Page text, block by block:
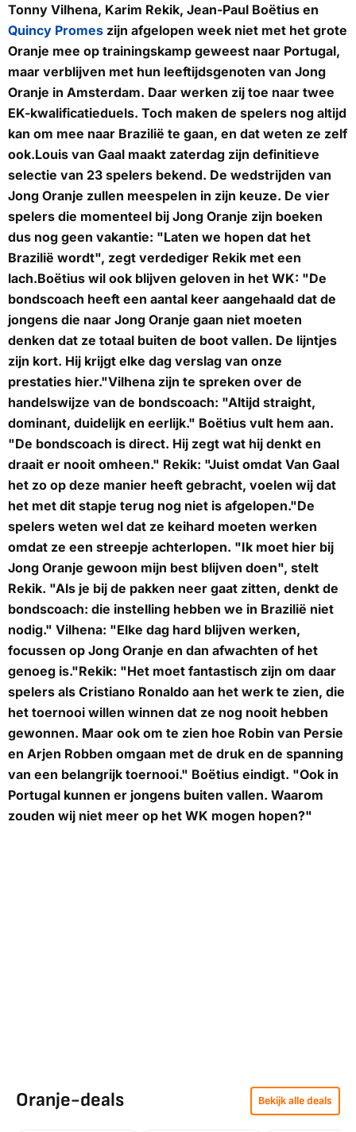
Tonny Vilhena, Karim Rekik, Jean-Paul Boëtius en
Quincy Promes zijn afgelopen week niet met het grote
Oranje mee op trainingskamp geweest naar Portugal,
maar verblijven met hun leeftijdsgenoten van Jong
Oranje in Amsterdam. Daar werken zij toe naar twee
EK-kwalificatieduels. Toch maken de spelers nog altijd
kan om mee naar Brazilië te gaan, en dat weten ze zelf
ook.Louis van Gaal maakt zaterdag zijn definitieve
selectie van 23 spelers bekend. De wedstrijden van
Jong Oranje zullen meespelen in zijn keuze. De vier
spelers die momenteel bij Jong Oranje zijn boeken
dus nog geen vakantie: "Laten we hopen dat het
Brazilië wordt", zegt verdediger Rekik met een
lach.Boëtius wil ook blijven geloven in het WK: "De
bondscoach heeft een aantal keer aangehaald dat de
jongens die naar Jong Oranje gaan niet moeten
denken dat ze totaal buiten de boot vallen. De lijntjes
zijn kort. Hij krijgt elke dag verslag van onze
prestaties hier."Vilhena zijn te spreken over de
handelswijze van de bondscoach: "Altijd straight,
dominant, duidelijk en eerlijk." Boëtius vult hem aan.
"De bondscoach is direct. Hij zegt wat hij denkt en
draait er nooit omheen." Rekik: "Juist omdat Van Gaal
het zo op deze manier heeft gebracht, voelen wij dat
het met dit stapje terug nog niet is afgelopen."De
spelers weten wel dat ze keihard moeten werken
omdat ze een streepje achterlopen. "Ik moet hier bij
Jong Oranje gewoon mijn best blijven doen", stelt
Rekik. "Als je bij de pakken neer gaat zitten, denkt de
bondscoach: die instelling hebben we in Brazilië niet
nodig." Vilhena: "Elke dag hard blijven werken,
focussen op Jong Oranje en dan afwachten of het
genoeg is."Rekik: "Het moet fantastisch zijn om daar
spelers als Cristiano Ronaldo aan het werk te zien, die
het toernooi willen winnen dat ze nog nooit hebben
gewonnen. Maar ook om te zien hoe Robin van Persie
en Arjen Robben omgaan met de druk en de spanning
van een belangrijk toernooi." Boëtius eindigt. "Ook in
Portugal kunnen er jongens buiten vallen. Waarom
zouden wij niet meer op het WK mogen hopen?"
Oranje-deals Bekijk alle deals